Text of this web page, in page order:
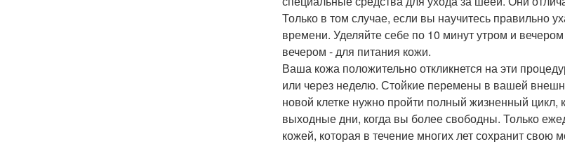
Только в том случае, если вы научитесь правильно
времени. Уделяйте себе по 10 минут утром и
вечером - для питания кожи.
Ваша кожа положительно откликнется на эти
или через неделю. Стойкие перемены в вашей
новой клетке нужно пройти полный жизненный
выходные дни, когда вы более свободны. Только
кожей, которая в течение многих лет сохранит свою